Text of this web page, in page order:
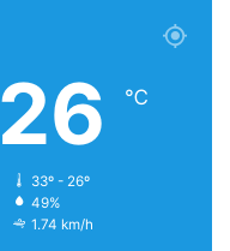
26 ℃
33º - 26º
49%
1.74 km/h